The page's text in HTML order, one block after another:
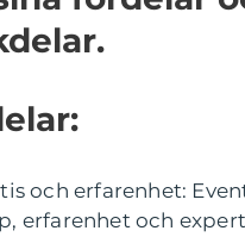
och erfarenhet:
erfarenhet och